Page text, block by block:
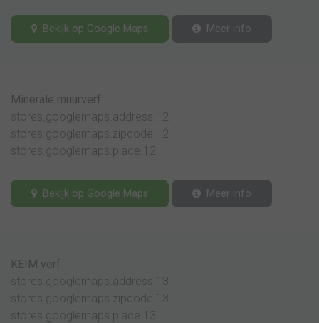
Bekijk op Google Maps Meer info
Minerale muurverf
stores.googlemaps.address.12
stores.googlemaps.zipcode.12
stores.googlemaps.place.12
Bekijk op Google Maps Meer info
KEIM verf
stores.googlemaps.address.13
stores.googlemaps.zipcode.13
stores.googlemaps.place.13